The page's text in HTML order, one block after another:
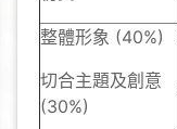
整體形象 (40%)
切合主題及創意
(30%)